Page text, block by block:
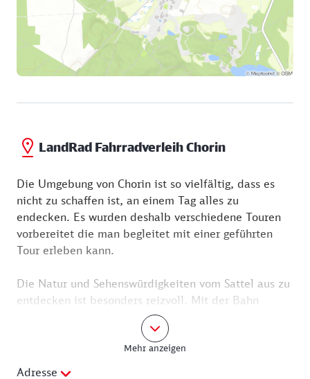
LandRad Fahrradverleih Chorin
Die Umgebung von Chorin ist so vielfältig, dass es
nicht zu schaffen ist, an einem Tag alles zu
endecken. Es wurden deshalb verschiedene Touren
vorbereitet die man begleitet mit einer geführten
Tour erleben kann.
Die Natur und Sehenswürdigkeiten vom Sattel aus zu
entdecken ist besonders reizvoll. Mit der Bahn
ankommen und direkt auf das Rad umsteigen.
Und das beste an Chorin - du bist sofort in der Natur.
Die Schorfheide, die Uckermark oder das Oderbruch
Mehr anzeigen
Adresse